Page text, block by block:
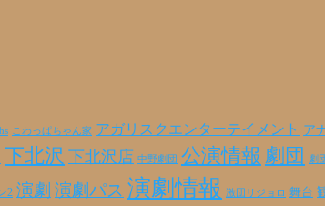
こわっぱちゃん家 アガリスクエンターテイメント ア
下北沢 下北沢店 中野劇団 公演情報 劇団 劇
2 演劇 演劇パス 演劇情報 激団リジョロ 舞台